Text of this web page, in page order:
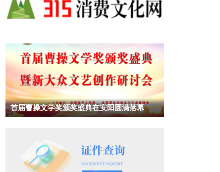
首届曹操文学奖颁奖盛典在安阳圆满落幕